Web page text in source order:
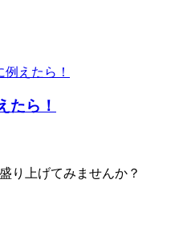
たら！
り上げてみませんか？